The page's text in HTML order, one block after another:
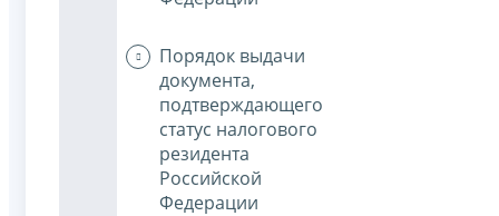
Порядок выдачи
документа,
подтверждающего
статус налогового
резидента
Российской
Федерации